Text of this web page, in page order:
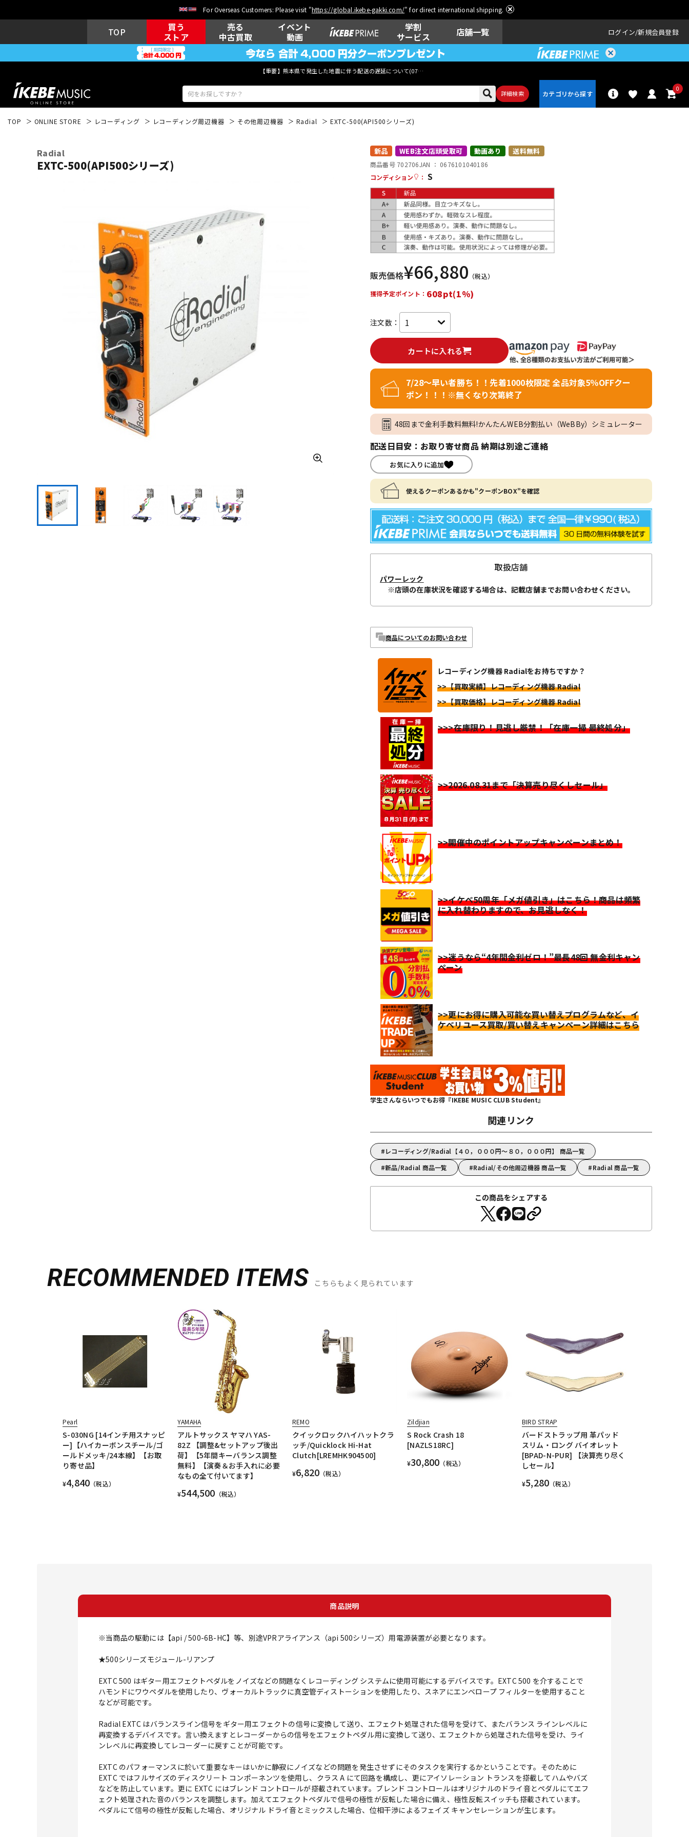
For Overseas Customers: Please visit "https://global.ikebe-gakki.com/" for direct international shipping.
TOP
買う
ストア
売る
中古買取
イベント
動画
学割
サービス
店舗一覧 ログイン 新規会員登録
【重要】熊本県で発生した地震に伴う配送の遅延について(07月29日
詳細検索
0
ウクレレ ドラム
その他楽器
DJ機器 DTM レコーディン
グ機器
配信/ライブ
機器
ヴィンテージ
TOP ONLINE STORE レコーディング レコーディング周辺機器 その他周辺機器 Radial EXTC-500(API500シリーズ)
Radial
EXTC-500(API500シリーズ)
新品 WEB注文店頭受取可 動画あり 送料無料
商品番号 702706JAN ： 0676101040186
コンディション
： S
販売価格¥66,880 （税込）
獲得予定ポイント： 608pt(1%)
注文数：
カートに入れる
7/28～早い者勝ち！！先着1000枚限定 全品対象5％OFFクー
ポン！！！※無くなり次第終了
48回まで金利手数料無料!かんたんWEB分割払い（WeBBy）シミュレーター
配送日目安：お取り寄せ商品 納期は別途ご連絡
お気に入りに追加
使えるクーポンあるかも"クーポンBOX"を確認
取扱店舗
パワーレック
※店頭の在庫状況を確認する場合は、記載店舗までお問い合わせください。
商品についてのお問い合わせ
レコーディング機器 Radialをお持ちですか？
>>【買取実績】レコーディング機器 Radial
>>【買取価格】レコーディング機器 Radial
>>>在庫限り！見逃し厳禁！「在庫一掃 最終処分」
>>2026.08.31まで「決算売り尽くしセール」
>>開催中のポイントアップキャンペーンまとめ！
>>イケベ50周年「メガ値引き」はこちら！商品は頻繁
に入れ替わりますので、お見逃しなく！
>>迷うなら“4年間金利ゼロ！”最長48回 無金利キャン
ペーン
>>更にお得に購入可能な買い替えプログラムなど、イ
ケベリユース買取/買い替えキャンペーン詳細はこちら
学生さんならいつでもお得『IKEBE MUSIC CLUB Student』
関連リンク
レコーディング/Radial【４０，０００円～８０，０００円】 商品一覧
新品/Radial 商品一覧
Radial/その他周辺機器 商品一覧 Radial 商品一覧
この商品をシェアする
RECOMMENDED ITEMS こちらもよく見られています
Pearl
S-030NG [14インチ用スナッピ
ー]【ハイカーボンスチール/ゴ
ールドメッキ/24本線】【お取
り寄せ品】
¥4,840 （税込）
YAMAHA
アルトサックス ヤマハ YAS-
82Z 【調整&セットアップ後出
荷】【5年間キーバランス調整
無料】【演奏＆お手入れに必要
なもの全て付いてます】
¥544,500 （税込）
REMO
クイックロックハイハットクラ
ッチ/Quicklock Hi-Hat
Clutch[LREMHK904500]
¥6,820 （税込）
Zildjian
S Rock Crash 18
[NAZLS18RC]
¥30,800 （税込）
BIRD STRAP
バードストラップ用 革パッド
スリム・ロング バイオレット
[BPAD-N-PUR] 【決算売り尽く
しセール】
¥5,280 （税込）
商品説明
※当商品の駆動には【api / 500-6B-HC】等、別途VPRアライアンス（api 500シリーズ）用電源装置が必要となります。
★500シリーズモジュール-リアンプ
EXTC 500 はギター用エフェクトペダルをノイズなどの問題なくレコーディング システムに使用可能にするデバイスです。EXTC 500 を介することで
ハモンドにワウペダルを使用したり、ヴォーカルトラックに真空管ディストーションを使用したり、スネアにエンベロープ フィルターを使用すること
などが可能です。
Radial EXTC はバランスライン信号をギター用エフェクトの信号に変換して送り、エフェクト処理された信号を受けて、またバランス ラインレベルに
再変換するデバイスです。言い換えますとレコーダーからの信号をエフェクトペダル用に変換して送り、エフェクトから処理された信号を受け、ライ
ンレベルに再変換してレコーダーに戻すことが可能です。
EXTC のパフォーマンスに於いて重要なキーはいかに静寂にノイズなどの問題を発生させずにそのタスクを実行するかということです。そのために
EXTC ではフルサイズのディスクリート コンポーネンツを使用し、クラス A にて回路を構成し、更にアイソレーション トランスを搭載してハムやバズ
などを防止しています。更に EXTC にはブレンド コントロールが搭載されています。ブレンド コントロールはオリジナルのドライ音とペダルにてエフ
ェクト処理された音のバランスを調整します。加えてエフェクトペダルで信号の極性が反転した場合に備え、極性反転スイッチも搭載されています。
ペダルにて信号の極性が反転した場合、オリジナル ドライ音とミックスした場合、位相干渉によるフェイズ キャンセレーションが生じます。